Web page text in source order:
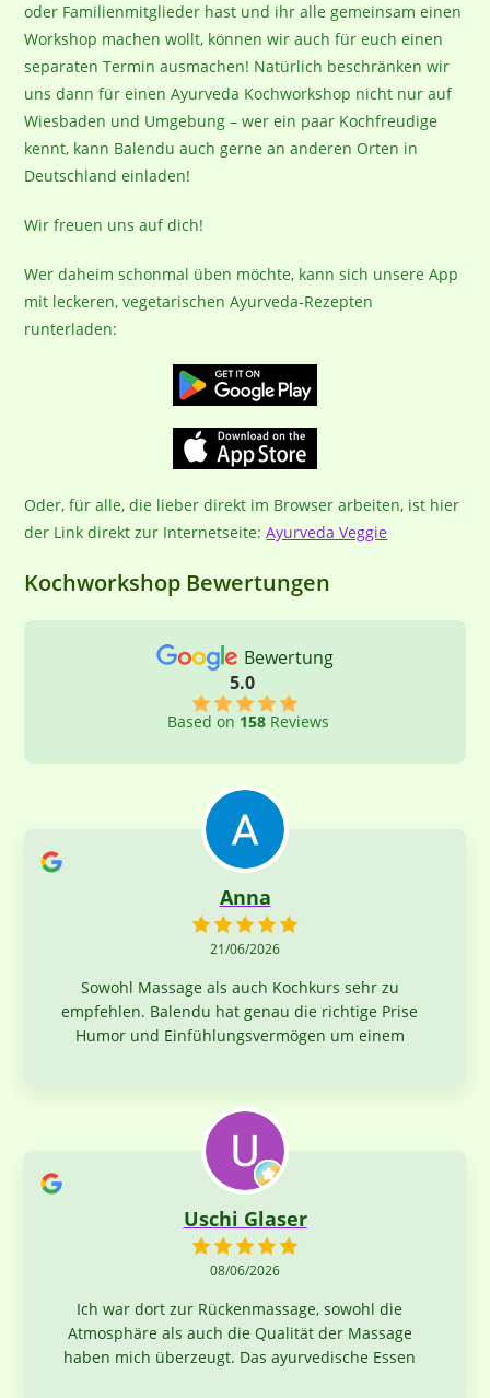
oder Familienmitglieder hast und ihr alle gemeinsam einen
Workshop machen wollt, können wir auch für euch einen
separaten Termin ausmachen! Natürlich beschränken wir
uns dann für einen Ayurveda Kochworkshop nicht nur auf
Wiesbaden und Umgebung – wer ein paar Kochfreudige
kennt, kann Balendu auch gerne an anderen Orten in
Deutschland einladen!
Wir freuen uns auf dich!
Wer daheim schonmal üben möchte, kann sich unsere App
mit leckeren, vegetarischen Ayurveda-Rezepten
runterladen:
Oder, für alle, die lieber direkt im Browser arbeiten, ist hier
der Link direkt zur Internetseite:Ayurveda Veggie
Kochworkshop Bewertungen
Bewertung
5.0
Based on 158Reviews
Anna
21/06/2026
Sowohl Massage als auch Kochkurs sehr zu
empfehlen. Balendu hat genau die richtige Prise
Humor und Einfühlungsvermögen um einem
Uschi Glaser
08/06/2026
Ich war dort zur Rückenmassage, sowohl die
Atmosphäre als auch die Qualität der Massage
haben mich überzeugt. Das ayurvedische Essen